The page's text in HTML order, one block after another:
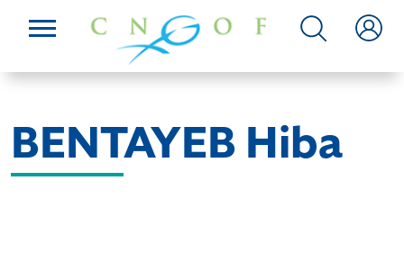
BENTAYEB Hiba